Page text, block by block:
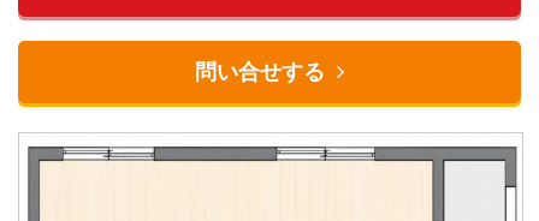
問い合せする